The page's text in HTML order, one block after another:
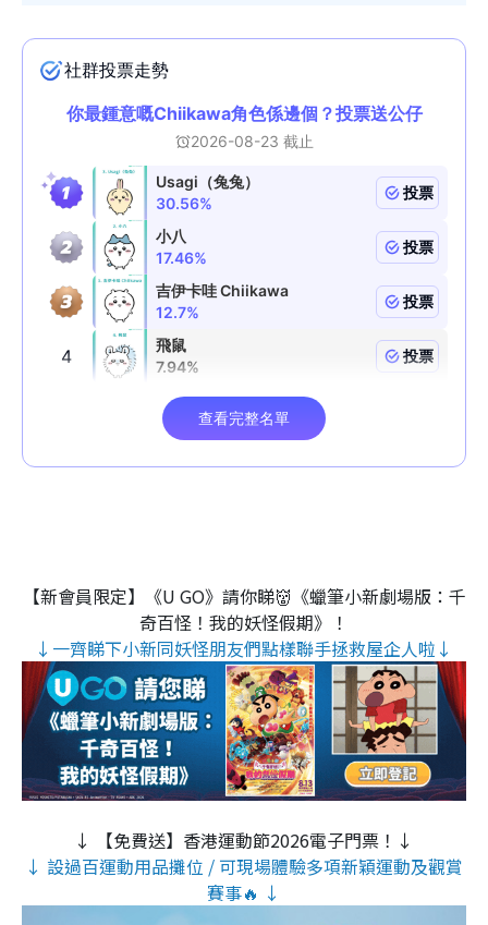
【新會員限定】《U GO》請你睇👹《蠟筆小新劇場版：千
奇百怪！我的妖怪假期》！
↓一齊睇下小新同妖怪朋友們點樣聯手拯救屋企人啦↓
↓ 【免費送】香港運動節2026電子門票！↓
↓ 設過百運動用品攤位 / 可現場體驗多項新穎運動及觀賞
賽事🔥 ↓